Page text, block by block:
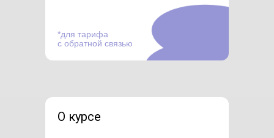
*для тарифа
с обратной связью
О курсе